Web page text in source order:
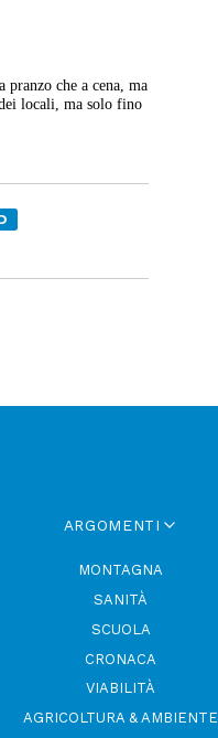
che a cena, ma
locali, ma solo fino
ARGOMENTI
MONTAGNA
SANITÀ
SCUOLA
CRONACA
VIABILITÀ
AGRICOLTURA & AMBIENTE